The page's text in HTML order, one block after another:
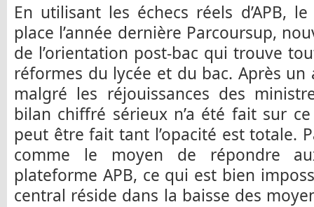
En utilisant les échecs réels d’APB,
place l’année dernière Parcoursup,
de l’orientation post-bac qui trouve
réformes du lycée et du bac. Après
malgré les réjouissances des
bilan chiffré sérieux n’a été fait sur
peut être fait tant l’opacité est totale.
comme le moyen de répondre
plateforme APB, ce qui est bien
central réside dans la baisse des